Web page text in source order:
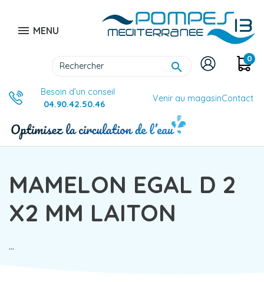
 MENU

0
Besoin d’un conseil
04.90.42.50.46
Venir au magasinContact
MAMELON EGAL D 2
X2 MM LAITON
...